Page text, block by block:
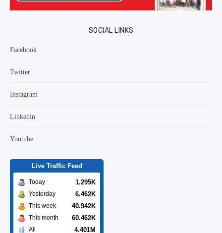
SOCIAL LINKS
Facebook
Twitter
Instagram
Linkedin
Youtube
Live Traffic Feed
Today 1.295K
Yesterday 6.462K
This week 40.942K
This month 60.462K
All 4.401M